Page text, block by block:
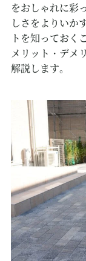
をおしゃれに彩
しさをよりいか
トを知っておく
メリット・デメ
解説します。